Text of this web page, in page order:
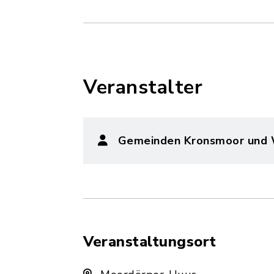
Veranstalter
Gemeinden Kronsmoor
Veranstaltungsort